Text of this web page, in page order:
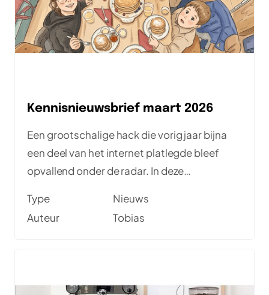
Kennisnieuwsbrief maart 2026
Een grootschalige hack die vorig jaar bijna
een deel van het internet platlegde bleef
opvallend onder de radar. In deze
Newspark-blogs, artikelen en aankomende
meetups — waaronder vandaag al in
Type
Nieuws
Auteur
Tobias